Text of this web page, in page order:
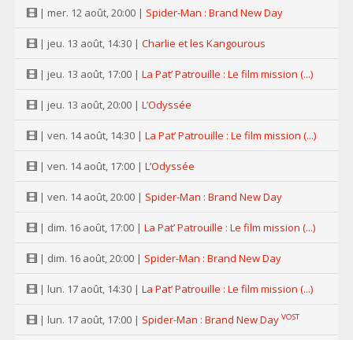
| mer. 12 août, 20:00 | Spider-Man : Brand New Day
| jeu. 13 août, 14:30 | Charlie et les Kangourous
| jeu. 13 août, 17:00 | La Pat’ Patrouille : Le film mission (...)
| jeu. 13 août, 20:00 | L’Odyssée
| ven. 14 août, 14:30 | La Pat’ Patrouille : Le film mission (...)
| ven. 14 août, 17:00 | L’Odyssée
| ven. 14 août, 20:00 | Spider-Man : Brand New Day
| dim. 16 août, 17:00 | La Pat’ Patrouille : Le film mission (...)
| dim. 16 août, 20:00 | Spider-Man : Brand New Day
| lun. 17 août, 14:30 | La Pat’ Patrouille : Le film mission (...)
| lun. 17 août, 17:00 | Spider-Man : Brand New Day VOST